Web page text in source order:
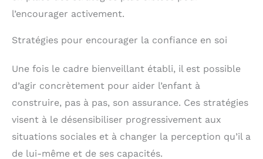
l’encourager activement.
Stratégies pour encourager la confiance en soi
Une fois le cadre bienveillant établi, il est possible
d’agir concrètement pour aider l’enfant à
construire, pas à pas, son assurance. Ces stratégies
visent à le désensibiliser progressivement aux
situations sociales et à changer la perception qu’il a
de lui-même et de ses capacités.